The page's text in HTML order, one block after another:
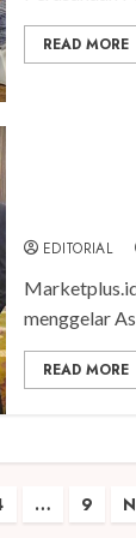
READ MORE
EDITORIAL
menggelar
READ MORE
… 9